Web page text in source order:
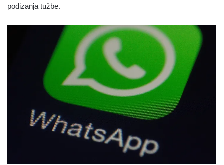
podizanja tužbe.